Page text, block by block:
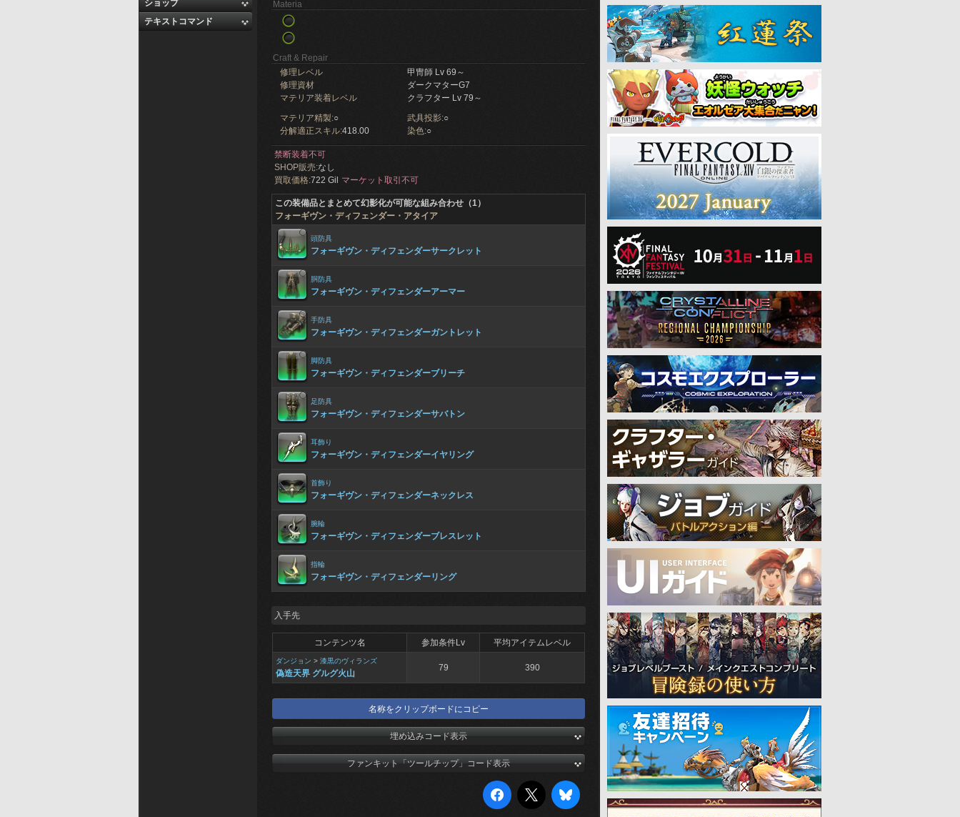
ショップ
テキストコマンド
Materia
Craft & Repair
修理レベル
甲冑師 Lv 69～
修理資材
ダークマターG7
マテリア装着レベル
クラフター Lv 79～
マテリア精製:○ 武具投影:○
分解適正スキル:418.00 染色:○
禁断装着不可
SHOP販売:なし
買取価格:722 Gil マーケット取引不可
この装備品とまとめて幻影化が可能な組み合わせ（1）
フォーギヴン・ディフェンダー・アタイア
頭防具
フォーギヴン・ディフェンダーサークレット
胴防具
フォーギヴン・ディフェンダーアーマー
手防具
フォーギヴン・ディフェンダーガントレット
脚防具
フォーギヴン・ディフェンダーブリーチ
足防具
フォーギヴン・ディフェンダーサバトン
耳飾り
フォーギヴン・ディフェンダーイヤリング
首飾り
フォーギヴン・ディフェンダーネックレス
腕輪
フォーギヴン・ディフェンダーブレスレット
指輪
フォーギヴン・ディフェンダーリング
入手先
コンテンツ名 参加条件Lv 平均アイテムレベル
ダンジョン > 漆黒のヴィランズ
偽造天界 グルグ火山
79 390
名称をクリップボードにコピー
埋め込みコード表示
ファンキット「ツールチップ」コード表示